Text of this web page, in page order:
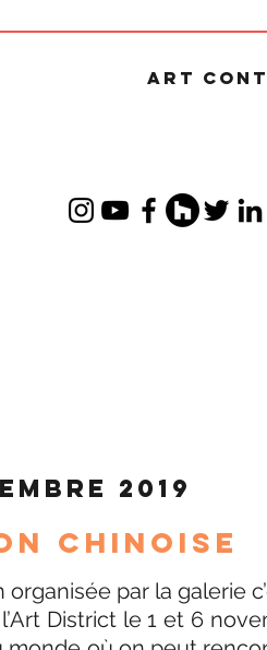
art
2019
CHINOISE
organisée par la galerie
District le 1 et 6